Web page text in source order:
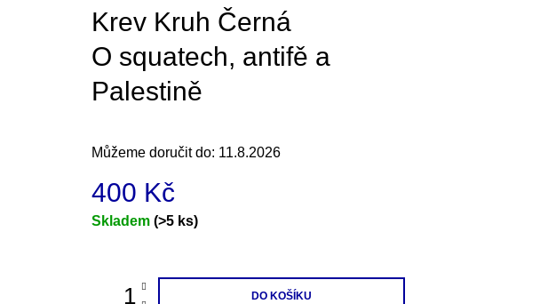
Krev Kruh Černá
O squatech, antifě a
Palestině
Můžeme doručit do: 11.8.2026
400 Kč
Měrná
Skladem (>5 ks)
DO KOŠÍKU
380 Kč